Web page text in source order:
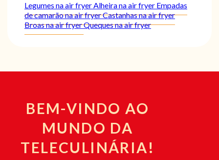
Legumes na air fryerAlheira na air fryer Empadas
de camarão na air fryerCastanhas na air fryer
Broas na air fryerQueques na air fryer
BEM-VINDO AO
MUNDO DA
TELECULINÁRIA!